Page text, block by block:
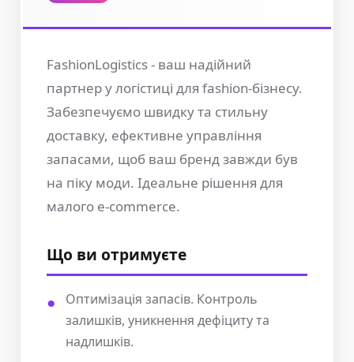
FashionLogistics - ваш надійний
партнер у логістиці для fashion-бізнесу.
Забезпечуємо швидку та стильну
доставку, ефективне управління
запасами, щоб ваш бренд завжди був
на піку моди. Ідеальне рішення для
малого e-commerce.
Що ви отримуєте
Оптимізація запасів. Контроль
залишків, уникнення дефіциту та
надлишків.